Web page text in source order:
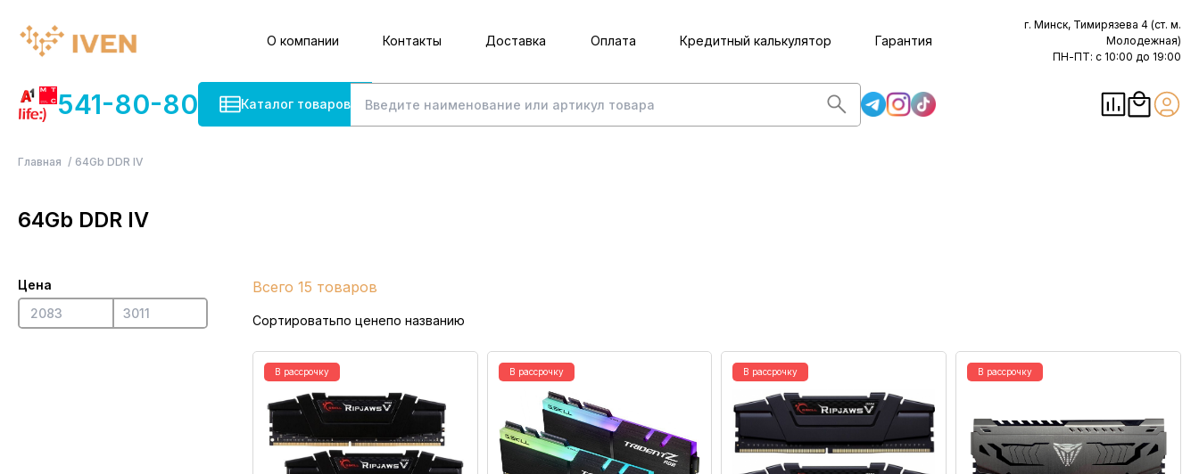
О компании Контакты Доставка Оплата Кредитный калькулятор Гарантия
г. Минск, Тимирязева 4 (ст. м.
Молодежная)
ПН-ПТ: с 10:00 до 19:00
541-80-80 Каталог товаров
Главная 64Gb DDR IV
64Gb DDR IV
Цена Всего 15 товаров
Сортироватьпо ценепо названию
В рассрочку В рассрочку В рассрочку В рассрочку